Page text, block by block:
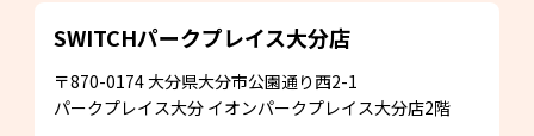
SWITCHパークプレイス大分店
〒870-0174大分県大分市公園通り西2-1
パークプレイス大分 イオンパークプレイス大分店2階